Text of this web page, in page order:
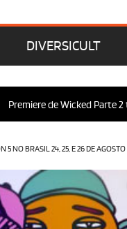
DIVERSICULT
de Wicked Parte 2 terá
NO BRASIL 24, 25, E 26 DE AGOSTO